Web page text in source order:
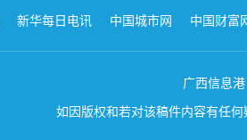
新华每日电讯 中国城市网 中国财富
广西信息
如因版权和若对该稿件内容有任